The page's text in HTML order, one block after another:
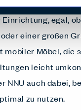
egal,
einer großen
mobiler Möbel, die
leicht
NNU auch dabei,
zu nutzen.